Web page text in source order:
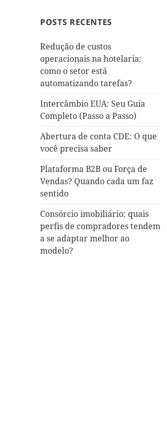
POSTS RECENTES
Redução de custos
operacionais na hotelaria:
como o setor está
automatizando tarefas?
Intercâmbio EUA: Seu Guia
Completo (Passo a Passo)
Abertura de conta CDE: O que
você precisa saber
Plataforma B2B ou Força de
Vendas? Quando cada um faz
sentido
Consórcio imobiliário: quais
perfis de compradores tendem
a se adaptar melhor ao
modelo?